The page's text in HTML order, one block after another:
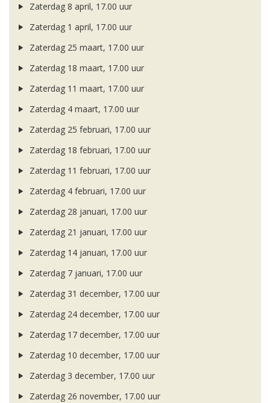
Zaterdag 8 april, 17.00 uur
Zaterdag 1 april, 17.00 uur
Zaterdag 25 maart, 17.00 uur
Zaterdag 18 maart, 17.00 uur
Zaterdag 11 maart, 17.00 uur
Zaterdag 4 maart, 17.00 uur
Zaterdag 25 februari, 17.00 uur
Zaterdag 18 februari, 17.00 uur
Zaterdag 11 februari, 17.00 uur
Zaterdag 4 februari, 17.00 uur
Zaterdag 28 januari, 17.00 uur
Zaterdag 21 januari, 17.00 uur
Zaterdag 14 januari, 17.00 uur
Zaterdag 7 januari, 17.00 uur
Zaterdag 31 december, 17.00 uur
Zaterdag 24 december, 17.00 uur
Zaterdag 17 december, 17.00 uur
Zaterdag 10 december, 17.00 uur
Zaterdag 3 december, 17.00 uur
Zaterdag 26 november, 17.00 uur